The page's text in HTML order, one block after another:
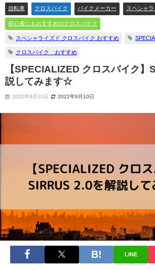
自転車 クロスバイク バイクメーカー スペシャラ
初心者にもおすすめのクロスバイク
スペシャライズド クロスバイク おすすめ
クロスバイク おすすめ
【SPECIALIZED クロスバイク】
説してみます☆
2022年9月10日 2022年9月10日
LINE